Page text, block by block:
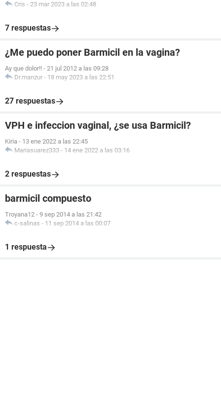
Cris - 23 mar 2023 a las 02:48
7 respuestas
¿Me puedo poner Barmicil en la vagina?
Ay que dolor!! - 21 jul 2012 a las 09:28
Dr.manzur - 18 may 2023 a las 22:51
27 respuestas
VPH e infeccion vaginal, ¿se usa Barmicil?
Kiria - 13 ene 2022 a las 22:45
Mariasuarez333 - 14 ene 2022 a las 03:16
2 respuestas
barmicil compuesto
Troyana12 - 9 sep 2014 a las 21:42
c-salinas - 11 sep 2014 a las 00:07
1 respuesta